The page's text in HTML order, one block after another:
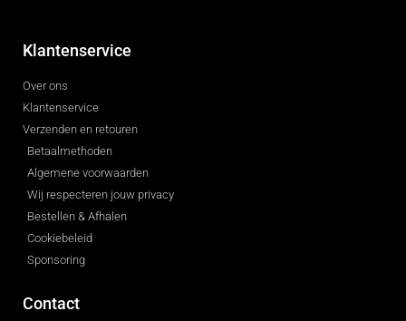
Klantenservice
Over ons
Klantenservice
Verzenden en retouren
Betaalmethoden
Algemene voorwaarden
Wij respecteren jouw privacy
Bestellen & Afhalen
Cookiebeleid
Sponsoring
Contact